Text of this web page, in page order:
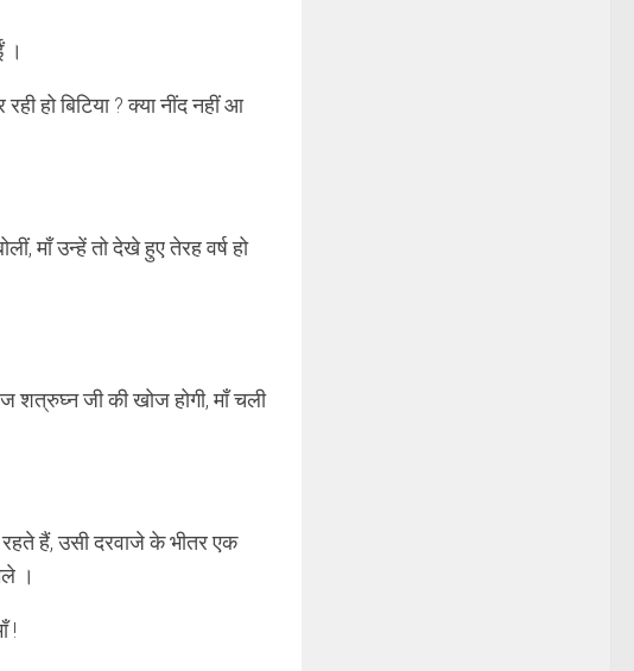
।
हो बिटिया ? क्या नींद नहीं आ
माँ उन्हें तो देखे हुए तेरह वर्ष हो
जी की खोज होगी, माँ चली
हैं, उसी दरवाजे के भीतर एक
।
!